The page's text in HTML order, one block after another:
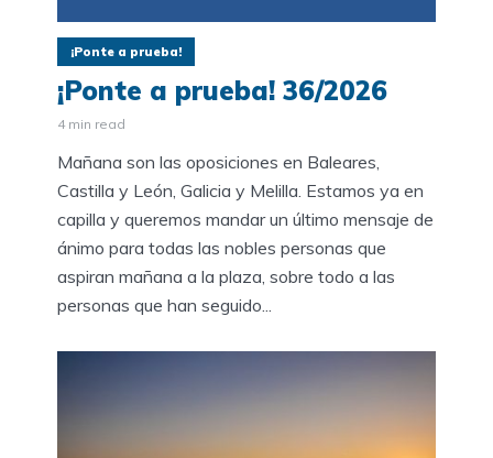
¡Ponte a prueba!
¡Ponte a prueba! 36/2026
4 min read
Mañana son las oposiciones en Baleares,
Castilla y León, Galicia y Melilla. Estamos ya en
capilla y queremos mandar un último mensaje de
ánimo para todas las nobles personas que
aspiran mañana a la plaza, sobre todo a las
personas que han seguido...